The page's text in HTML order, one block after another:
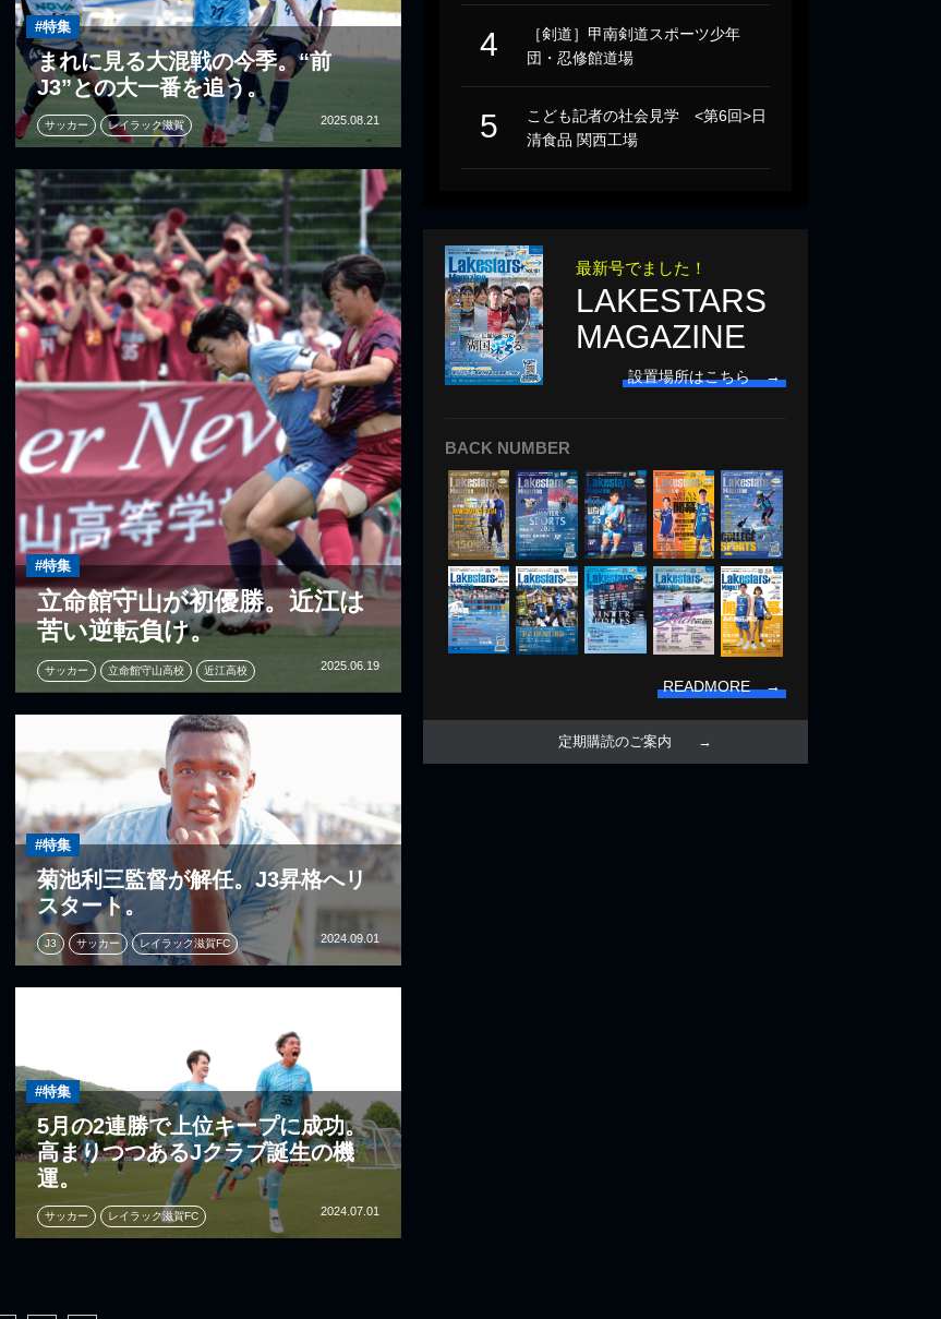
#特集
まれに見る大混戦の今季。“前
J3”との大一番を追う。
2025.08.21
サッカー レイラック滋賀
#特集
立命館守山が初優勝。近江は
苦い逆転負け。
2025.06.19
サッカー 立命館守山高校 近江高校
#特集
菊池利三監督が解任。J3昇格へリ
スタート。
2024.09.01
J3 サッカー レイラック滋賀FC
#特集
5月の2連勝で上位キープに成功。
高まりつつあるJクラブ誕生の機
運。
2024.07.01
サッカー レイラック滋賀FC
4
［剣道］甲南剣道スポーツ少年
団・忍修館道場
5
こども記者の社会見学 <第6回>日
清食品 関西工場
最新号でました！
LAKESTARS
MAGAZINE
設置場所はこちら →
BACK NUMBER
READMORE →
定期購読のご案内